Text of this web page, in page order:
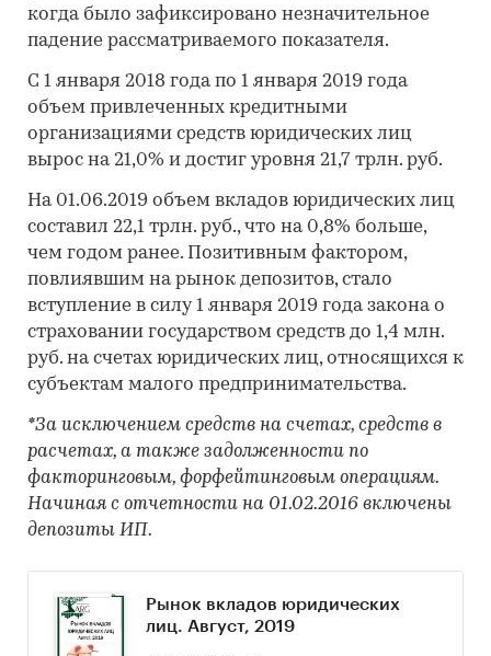
когда было зафиксировано незначительное
падение рассматриваемого показателя.
С 1 января 2018 года по 1 января 2019 года
объем привлеченных кредитными
организациями средств юридических лиц
вырос на 21,0% и достиг уровня 21,7 трлн. руб.
На 01.06.2019 объем вкладов юридических лиц
составил 22,1 трлн. руб., что на 0,8% больше,
чем годом ранее. Позитивным фактором,
повлиявшим на рынок депозитов, стало
вступление в силу 1 января 2019 года закона о
страховании государством средств до 1,4 млн.
руб. на счетах юридических лиц, относящихся к
субъектам малого предпринимательства.
*За исключением средств на счетах, средств в
расчетах, а также задолженности по
факторинговым, форфейтинговым операциям.
Начиная с отчетности на 01.02.2016 включены
депозиты ИП.
Рынок вкладов юридических
лиц. Август, 2019